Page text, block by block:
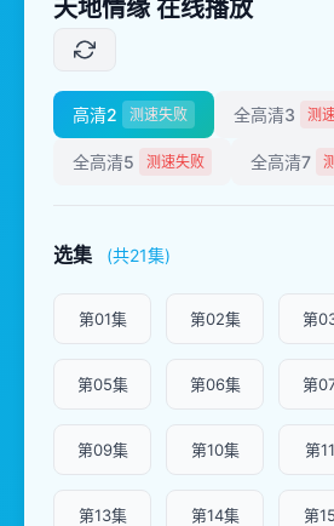
天地情缘 在线播放
高清2 测速失败 全高清3 测
全高清5 测速失败 全高清7
选集 (共21集)
第01集 第02集 第
第05集 第06集 第
第09集 第10集 第
第13集 第14集 第